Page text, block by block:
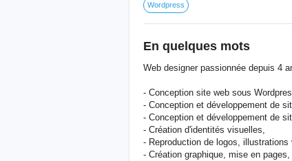
Wordpress
En quelques mots
Web designer passionnée depuis 4
- Conception site web sous
- Conception et développement de
- Conception et développement de
- Création d'identités visuelles,
- Reproduction de logos, illustrations
- Création graphique, mise en pages,